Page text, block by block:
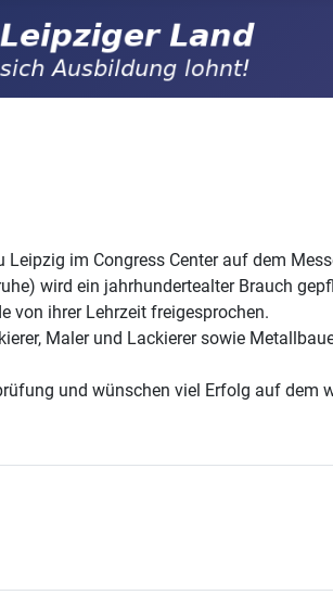
im Congress Center auf dem
wird ein jahrhundertealter Brauch
von ihrer Lehrzeit freigesprochen.
Maler und Lackierer sowie
und wünschen viel Erfolg auf dem